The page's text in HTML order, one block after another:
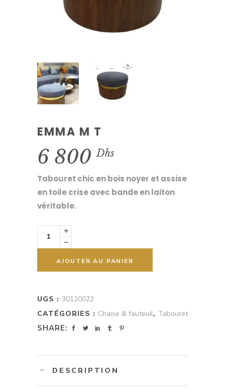
EMMA M T
6 800Dhs
Tabouret chic en bois noyer et assise
en toile crise avec bande en laiton
véritable.
Emma
quantity
AJOUTER AU PANIER
UGS : 30120022
CATÉGORIES : Chaise & fauteuil, Tabouret
SHARE:
DESCRIPTION